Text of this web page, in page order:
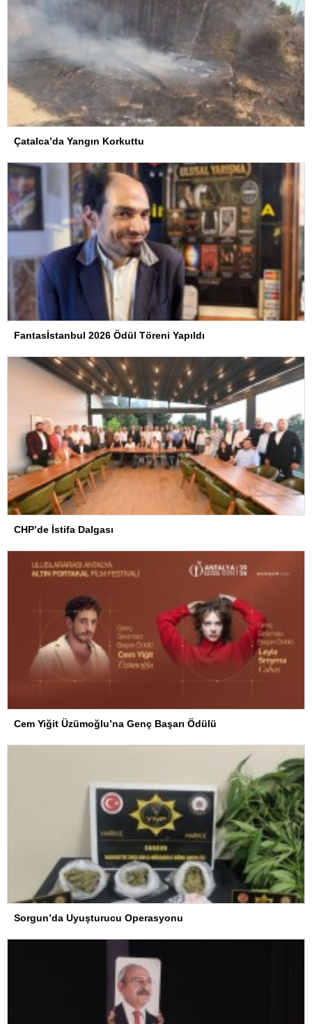
Çatalca’da Yangın Korkuttu
Fantasİstanbul 2026 Ödül Töreni Yapıldı
CHP’de İstifa Dalgası
Cem Yiğit Üzümoğlu’na Genç Başarı Ödülü
Sorgun’da Uyuşturucu Operasyonu